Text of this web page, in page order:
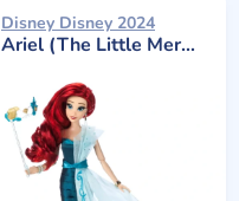
Disney Disney 2024
Ariel (The Little Mermaid) Limited